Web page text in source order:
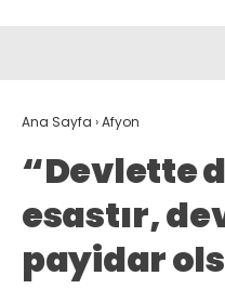
Ana Sayfa ›Afyon
“Devlette
esastır,
payidar